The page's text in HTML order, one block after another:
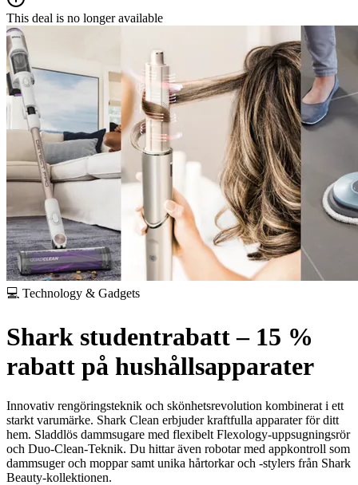
This deal is no longer available
💻 Technology & Gadgets
Shark studentrabatt – 15 %
rabatt på hushållsapparater
Innovativ rengöringsteknik och skönhetsrevolution kombinerat i ett
starkt varumärke. Shark Clean erbjuder kraftfulla apparater för ditt
hem. Sladdlös dammsugare med flexibelt Flexology-uppsugningsrör
och Duo-Clean-Teknik. Du hittar även robotar med appkontroll som
dammsuger och moppar samt unika hårtorkar och -stylers från Shark
Beauty-kollektionen.